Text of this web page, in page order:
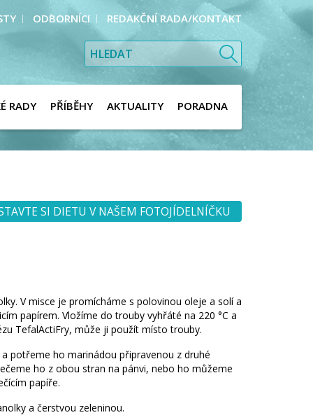
ODBORNÍCI REDAKČNÍ RADA/KONTAKT
RADY PŘÍBĚHY AKTUALITY PORADNA
SI DIETU V NAŠEM FOTOJÍDELNÍČKU
V misce je promícháme s polovinou oleje a solí a
papírem. Vložíme do trouby vyhřáté na 220 °C a
TefalActiFry, může ji použít místo trouby.
potřeme ho marinádou připravenou z druhé
ho z obou stran na pánvi, nebo ho můžeme
papíře.
a čerstvou zeleninou.